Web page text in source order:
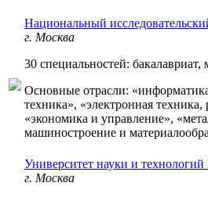
Национальный
г. Москва
30 специальностей: бакалавриат,
Основные отрасли:
техника», «электронная техника,
«экономика и управление»,
машиностроение и
Университет науки и
г. Москва